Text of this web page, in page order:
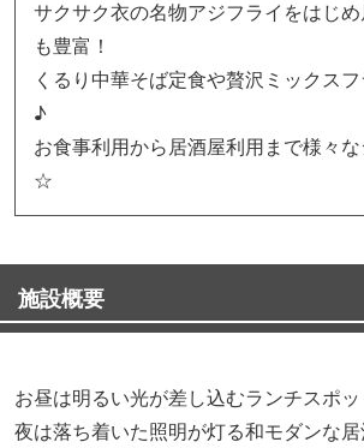
サクサク衣の名物アジフライをはじ
も豊富！
くるり中華そば定食や贅沢ミックス
♪
お食事利用から居酒屋利用まで様々
☆
施設概要
お昼は明るい光が差し込むランチスポッ
夜は落ち着いた照明が灯る和モダンな居